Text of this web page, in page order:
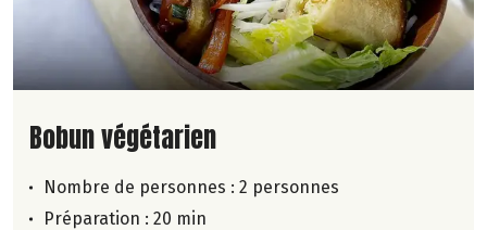
Lire la suite de la recette
Bobun végétarien
Nombre de personnes : 2 personnes
Préparation : 20 min